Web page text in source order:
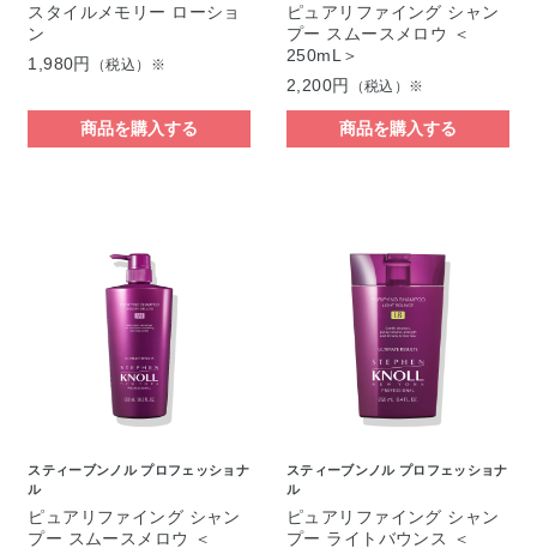
スタイルメモリー ローショ
ン
1,980円
（税込）※
商品を購入する
ピュアリファイング シャン
プー スムースメロウ ＜
250mL＞
2,200円
（税込）※
商品を購入する
スティーブンノル プロフェッショナ
ル
ピュアリファイング シャン
プー スムースメロウ ＜
スティーブンノル プロフェッショナ
ル
ピュアリファイング シャン
プー ライトバウンス ＜